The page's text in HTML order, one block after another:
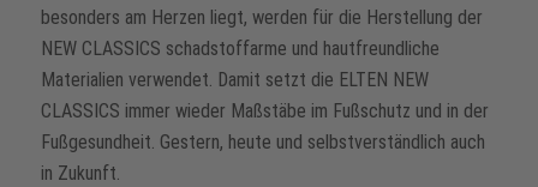
besonders am Herzen liegt, werden für die Herstellung der
NEW CLASSICS schadstoffarme und hautfreundliche
Materialien verwendet. Damit setzt die ELTEN NEW
CLASSICS immer wieder Maßstäbe im Fußschutz und in der
Fußgesundheit. Gestern, heute und selbstverständlich auch
in Zukunft.